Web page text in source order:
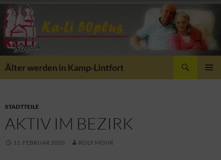
Älter werden in Kamp-Lintfort
STADTTEILE
AKTIV IM BEZIRK
11. FEBRUAR 2020 ROLF MOHR